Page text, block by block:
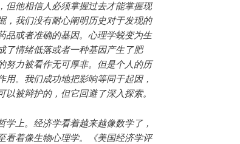
但他相信人必须掌握过去才能掌握现
，我们没有耐心阐明历史对于发现的
品或者准确的基因。心理学蜕变为生
了情绪低落或者一种基因产生了肥
努力被看作无可厚非。但是个人的历
。我们成功地把影响等同于起因，
被辩护的，但它回避了深入探索。
上。经济学看着越来越像数学了，
看着像生物心理学。《美国经济学评